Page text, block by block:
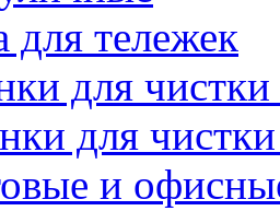
для тележек
для чистки
для
и